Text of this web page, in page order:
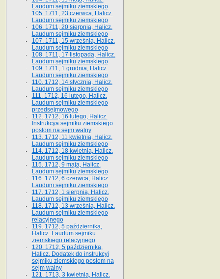
Laudum sejmiku ziemskiego
105. 1711, 23 czerwca, Halicz.
Laudum sejmiku ziemskiego
106. 1711, 20 sierpnia, Halicz.
Laudum sejmiku ziemskiego
107. 1711, 15 września, Halicz.
Laudum sejmiku ziemskiego
108. 1711, 17 listopada, Halicz.
Laudum sejmiku ziemskiego
109. 1711, 1 grudnia, Halicz.
Laudum sejmiku ziemskiego
110. 1712, 14 stycznia, Halicz.
Laudum sejmiku ziemskiego
111. 1712, 16 lutego, Halicz.
Laudum sejmiku ziemskiego
przedsejmowego
112. 1712, 16 lutego, Halicz.
Instrukcya sejmiku ziemskiego
posłom na sejm walny
113. 1712, 11 kwietnia, Halicz.
Laudum sejmiku ziemskiego
114. 1712, 18 kwietnia, Halicz.
Laudum sejmiku ziemskiego
115. 1712, 9 maja, Halicz.
Laudum sejmiku ziemskiego
116. 1712, 6 czerwca, Halicz.
Laudum sejmiku ziemskiego
117. 1712, 1 sierpnia, Halicz.
Laudum sejmiku ziemskiego
118. 1712, 13 września, Halicz.
Laudum sejmiku ziemskiego
relacyjnego
119. 1712, 5 października,
Halicz. Laudum sejmiku
ziemskiego relacyjnego
120. 1712, 5 października,
Halicz. Dodatek do instrukcyi
sejmiku ziemskiego posłom na
sejm walny
121. 1713, 3 kwietnia, Halicz.